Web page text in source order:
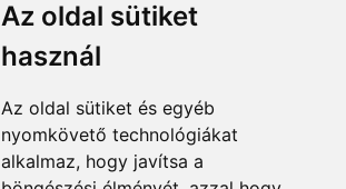
Az oldal sütiket
használ
Az oldal sütiket és egyéb
nyomkövető technológiákat
alkalmaz, hogy javítsa a
Szívemből szeretettel
15 840 Ft-tól